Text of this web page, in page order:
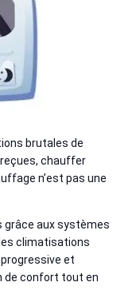
brutales de
chauffer
n’est pas une
grâce aux systèmes
climatisations
et
de confort tout en